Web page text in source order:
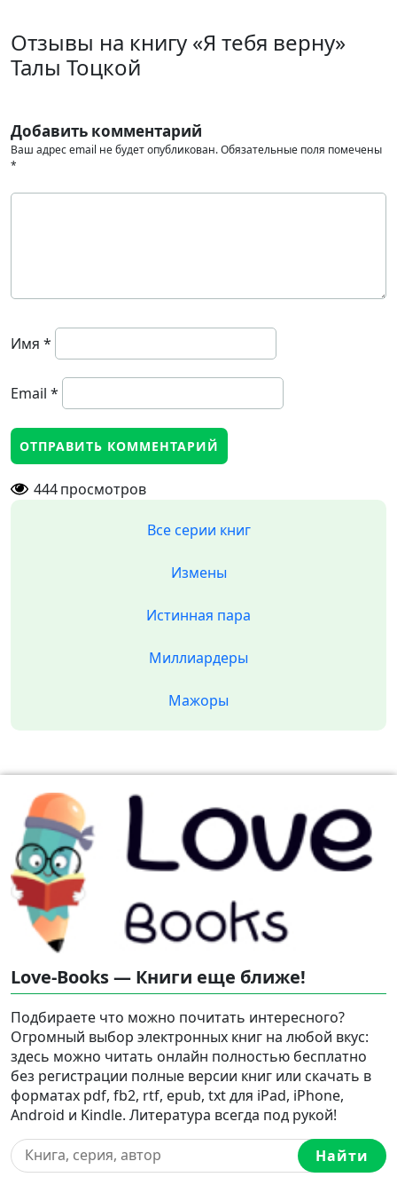
Отзывы на книгу «Я тебя верну»
Талы Тоцкой
Добавить комментарий
Ваш адрес email не будет опубликован.Обязательные поля помечены
*
Имя *
Email *
444просмотров
Все серии книг
Измены
Истинная пара
Миллиардеры
Мажоры
Love-Books — Книги еще ближе!
Подбираете что можно почитать интересного?
Огромный выбор электронных книг на любой вкус:
здесь можно читать онлайн полностью бесплатно
без регистрации полные версии книг или скачать в
форматах pdf, fb2, rtf, epub, txt для iPad, iPhone,
Android и Kindle. Литература всегда под рукой!
Найти